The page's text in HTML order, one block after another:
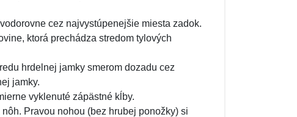
cez najvystúpenejšie miesta zadok.
ktorá prechádza stredom tylových
hrdelnej jamky smerom dozadu cez
jamky.
vyklenuté zápästné kĺby.
Pravou nohou (bez hrubej ponožky) si